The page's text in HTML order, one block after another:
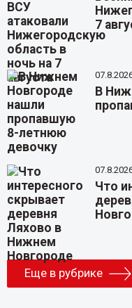
7
В
Что
Еще в рубрике